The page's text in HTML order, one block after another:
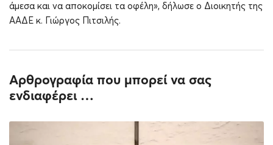
άμεσα και να αποκομίσει τα οφέλη», δήλωσε ο Διοικητής της
ΑΑΔΕ κ. Γιώργος Πιτσιλής.
Αρθρογραφία που μπορεί να σας
ενδιαφέρει …